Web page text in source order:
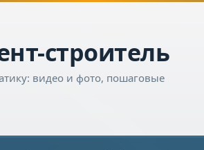
строитель
видео и фото, пошаговые